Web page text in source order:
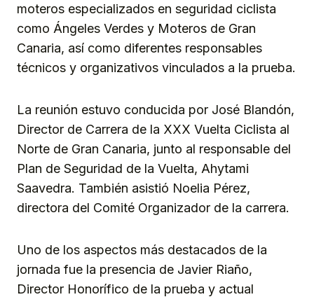
moteros especializados en seguridad ciclista
como Ángeles Verdes y Moteros de Gran
Canaria, así como diferentes responsables
técnicos y organizativos vinculados a la prueba.
La reunión estuvo conducida por José Blandón,
Director de Carrera de la XXX Vuelta Ciclista al
Norte de Gran Canaria, junto al responsable del
Plan de Seguridad de la Vuelta, Ahytami
Saavedra. También asistió Noelia Pérez,
directora del Comité Organizador de la carrera.
Uno de los aspectos más destacados de la
jornada fue la presencia de Javier Riaño,
Director Honorífico de la prueba y actual